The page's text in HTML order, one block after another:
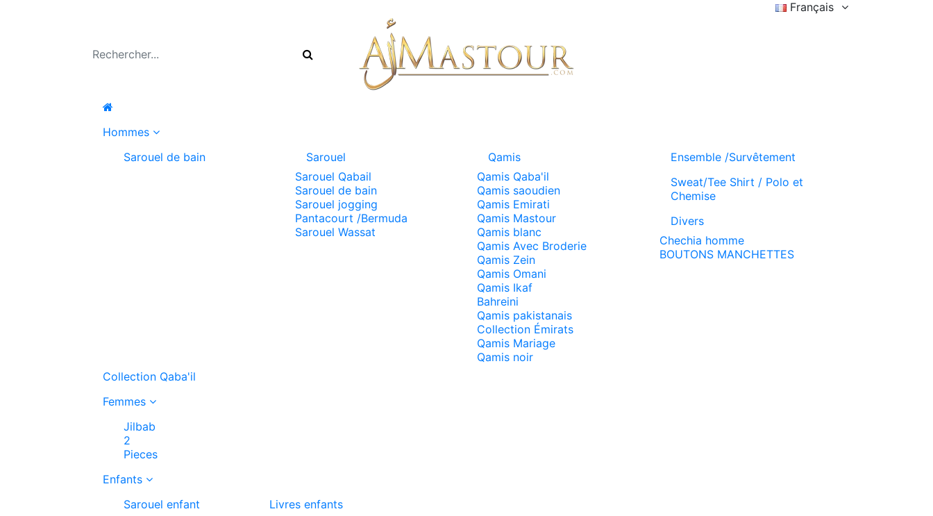
Français
Hommes
Sarouel de bain
Sarouel
Sarouel Qabail
Sarouel de bain
Sarouel jogging
Pantacourt /Bermuda
Sarouel Wassat
Qamis
Qamis Qaba'il
Qamis saoudien
Qamis Emirati
Qamis Mastour
Qamis blanc
Qamis Avec Broderie
Qamis Zein
Qamis Omani
Qamis Ikaf
Bahreini
Qamis pakistanais
Collection Émirats
Qamis Mariage
Qamis noir
Ensemble /Survêtement
Sweat/Tee Shirt / Polo et
Chemise
Divers
Chechia homme
BOUTONS MANCHETTES
Collection Qaba'il
Femmes
Jilbab
2
Pieces
Enfants
Sarouel enfant
Livres enfants